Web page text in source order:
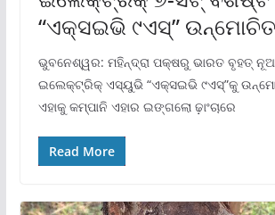
“ଏକ୍ସଇଭି ୯ଏସ୍‌” ଉନ୍ମୋଚିତ
ଭୁବନେଶ୍ୱର: ମହିନ୍ଦ୍ରା ପକ୍ଷରୁ ଭାରତ ବୃହତ୍
ଇଲେକ୍ଟ୍ରିକ୍ ଏସ୍‌ୟୁଭି “ଏକ୍ସଇଭି ୯ଏସ୍‌”କୁ
ଏହାକୁ କମ୍ପାନି ଏହାର ଇଙ୍ଗଲୋ ଢ଼ାଂଚାରେ
Read More